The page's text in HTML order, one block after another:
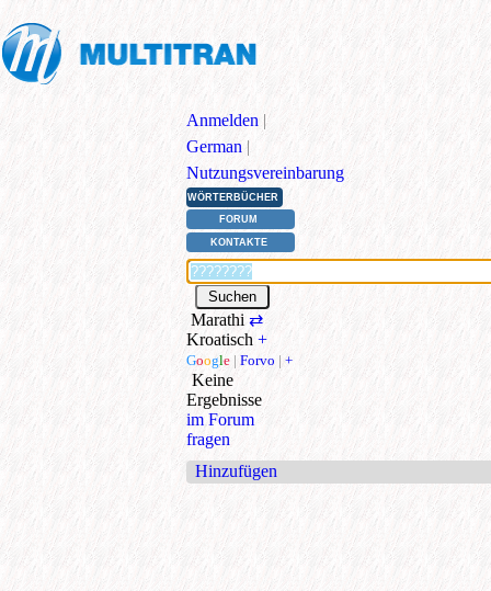
Anmelden |
German |
Nutzungsvereinbarung
WÖRTERBÜCHER
FORUM
KONTAKTE
Marathi ⇄
Kroatisch +
Google | Forvo | +
Keine
Ergebnisse
im Forum
fragen
Hinzufügen